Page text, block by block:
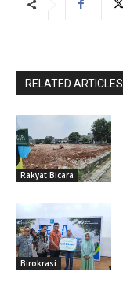
RELATED ARTICLES
Rakyat Bicara
Birokrasi